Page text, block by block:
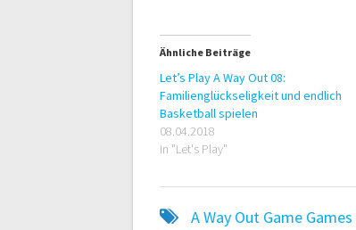
Ähnliche Beiträge
Let’s Play A Way Out 08:
Familienglückseligkeit und endlich
Basketball spielen
08.04.2018
In "Let's Play"
A Way Out Game Games